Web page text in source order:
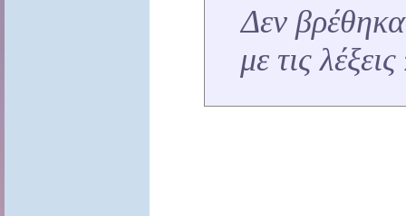
Δεν
με τις